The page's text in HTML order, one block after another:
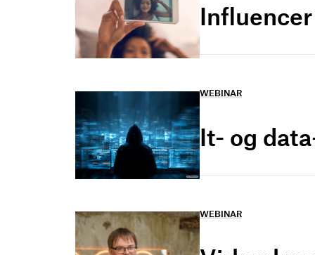
WEBINAR
It- og
WEBINAR